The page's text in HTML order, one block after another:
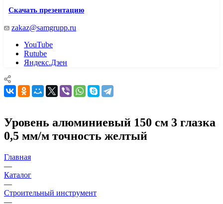
Скачать презентацию
zakaz@samgrupp.ru
YouTube
Rutube
Яндекс.Дзен
Уровень алюминиевый 150 см 3 глазка
0,5 мм/м точность желтый
Главная
—
Каталог
—
Строительный инструмент
—